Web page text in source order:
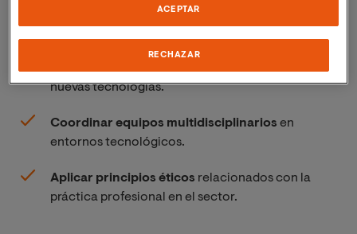
Supervisar servicios TICdentro de una
nuevas tecnologías.
Coordinar equipos multidisciplinarios en
entornos tecnológicos.
Aplicar principios éticos relacionados con la
práctica profesional en el sector.
RECHAZAR
ACEPTAR